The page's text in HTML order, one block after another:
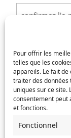
Pour offrir les
telles que les
appareils. Le fait
traiter des données
uniques sur ce site.
consentement peut
et fonctions.
Fonctionnel
Saisissez
un
mail
Service
Si votre
de mariage,